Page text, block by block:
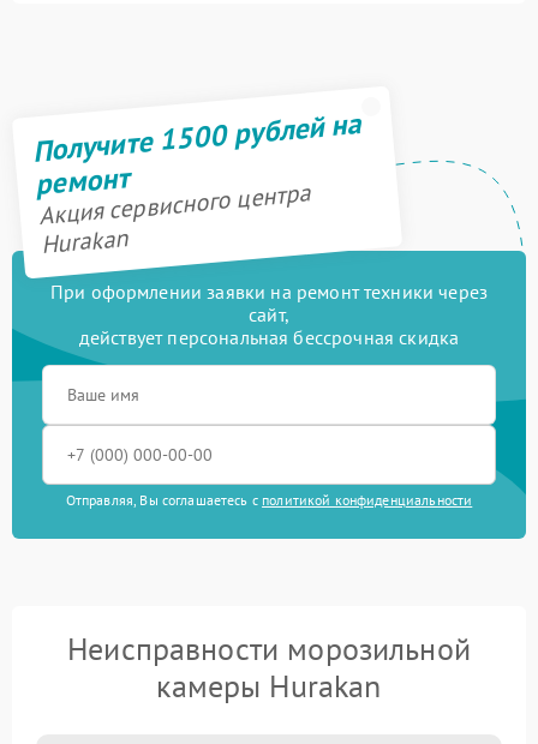
Получите 1500 рублей на
ремонт
Акция сервисного центра
Hurakan
При оформлении заявки на ремонт техники через
сайт,
действует персональная бессрочная скидка
Отправляя, Вы соглашаетесь с политикой конфиденциальности
Неисправности морозильной
камеры Hurakan